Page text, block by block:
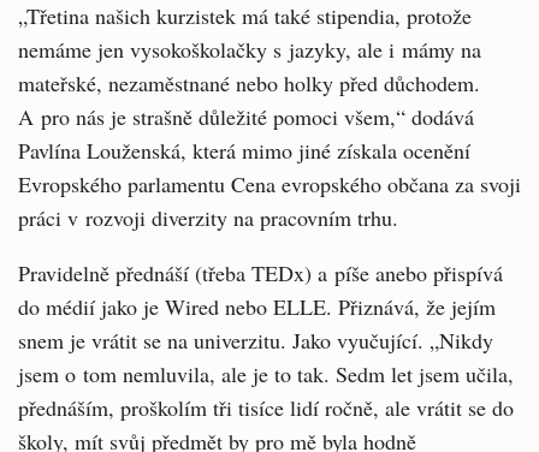
„Třetina našich kurzistek má také stipendia, protože
nemáme jen vysokoškolačky s jazyky, ale i mámy na
mateřské, nezaměstnané nebo holky před důchodem.
A pro nás je strašně důležité pomoci všem,“ dodává
Pavlína Louženská, která mimo jiné získala ocenění
Evropského parlamentu Cena evropského občana za svoji
práci v rozvoji diverzity na pracovním trhu.
Pravidelně přednáší (třeba TEDx) a píše anebo přispívá
do médií jako je Wired nebo ELLE. Přiznává, že jejím
snem je vrátit se na univerzitu. Jako vyučující. „Nikdy
jsem o tom nemluvila, ale je to tak. Sedm let jsem učila,
přednáším, proškolím tři tisíce lidí ročně, ale vrátit se do
školy, mít svůj předmět by pro mě byla hodně